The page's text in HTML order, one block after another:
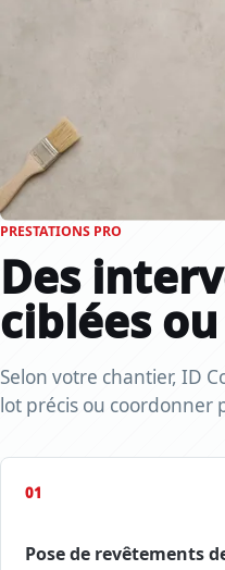
PRESTATIONS PRO
Des
ciblées
Selon votre chantier, ID
lot précis ou coordonner
01
Pose de revêtements